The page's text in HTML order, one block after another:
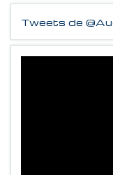
Tweets de